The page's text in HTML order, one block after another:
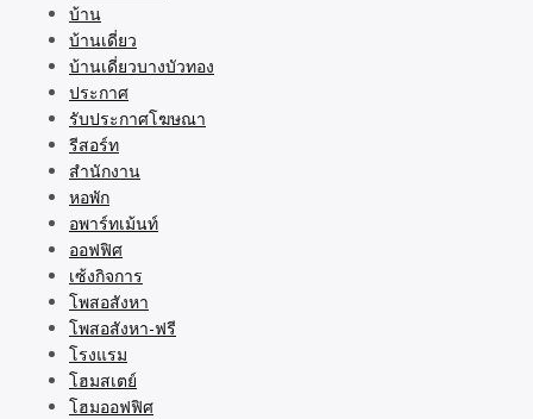
บ้าน
บ้านเดี่ยว
บ้านเดี่ยวบางบัวทอง
ประกาศ
รับประกาศโฆษณา
รีสอร์ท
สำนักงาน
หอพัก
อพาร์ทเม้นท์
ออฟฟิศ
เซ้งกิจการ
โพสอสังหา
โพสอสังหา-ฟรี
โรงแรม
โฮมสเตย์
โฮมออฟฟิศ